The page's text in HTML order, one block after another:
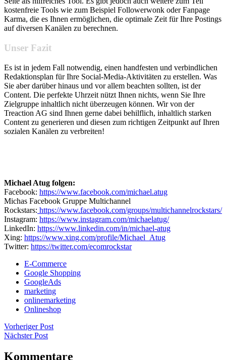
kostenfreie Tools wie zum Beispiel Followerwonk oder Fanpage
Karma, die es Ihnen ermöglichen, die optimale Zeit für Ihre Postings
auf diversen Kanälen zu berechnen.
Unser Fazit
Es ist in jedem Fall notwendig, einen handfesten und verbindlichen
Redaktionsplan für Ihre Social-Media-Aktivitäten zu erstellen. Was
Sie aber darüber hinaus und vor allem beachten sollten, ist der
Content. Die perfekte Uhrzeit nützt Ihnen nichts, wenn Sie Ihre
Zielgruppe inhaltlich nicht überzeugen können. Wir von der
Treaction AG sind Ihnen gerne dabei behilflich, inhaltlich starken
Content zu generieren und diesen zum richtigen Zeitpunkt auf Ihren
sozialen Kanälen zu verbreiten!
Michael Atug folgen:
Facebook: https://www.facebook.com/michael.atug
Michas Facebook Gruppe Multichannel
Rockstars: https://www.facebook.com/groups/multichannelrockstars/
Instagram: https://www.instagram.com/michaelatug/
LinkedIn: https://www.linkedin.com/in/michael-atug
Xing: https://www.xing.com/profile/Michael_Atug
Twitter: https://twitter.com/ecomrockstar
E-Commerce
Google Shopping
GoogleAds
marketing
onlinemarketing
Onlineshop
Vorheriger Post
Nächster Post
Kommentare